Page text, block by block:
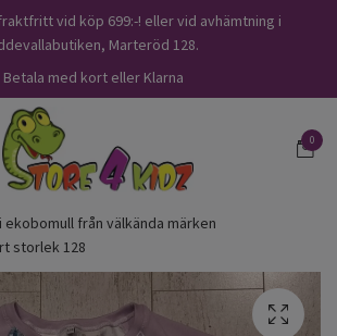
vid köp 699:-! eller vid avhämtning i
Marteröd 128.
Betala med kort eller Klarna
0
ekobomull från välkända märken
storlek 128